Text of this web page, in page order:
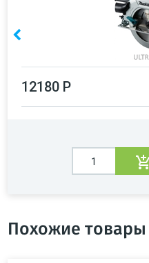
12180 Р
Похожие товары